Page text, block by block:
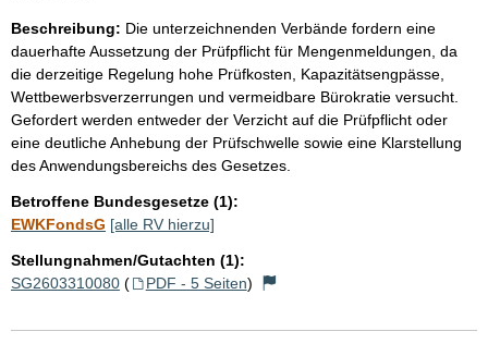
Beschreibung: Die unterzeichnenden Verbände fordern eine
dauerhafte Aussetzung der Prüfpflicht für Mengenmeldungen, da
die derzeitige Regelung hohe Prüfkosten, Kapazitätsengpässe,
Wettbewerbsverzerrungen und vermeidbare Bürokratie versucht.
Gefordert werden entweder der Verzicht auf die Prüfpflicht oder
eine deutliche Anhebung der Prüfschwelle sowie eine Klarstellung
des Anwendungsbereichs des Gesetzes.
Betroffene Bundesgesetze (1):
EWKFondsG [alle RV hierzu]
Stellungnahmen/Gutachten (1):
SG2603310080 ( PDF - 5 Seiten)